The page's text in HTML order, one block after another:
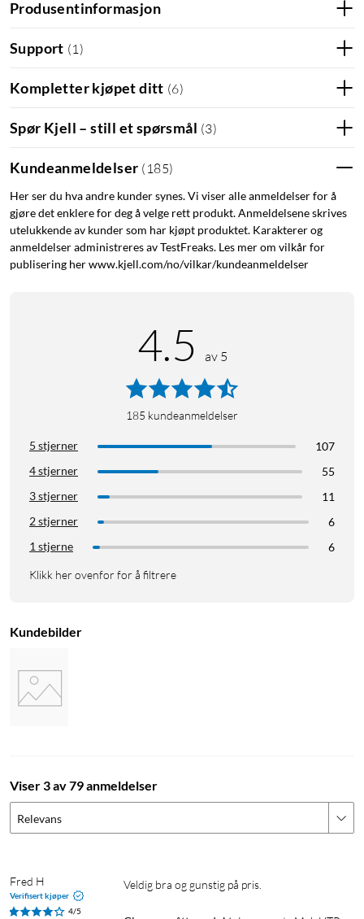
Produsentinformasjon
Support (1 )
Kompletter kjøpet ditt (6)
Spør Kjell – still et spørsmål (3)
Kundeanmeldelser ( 185)
Her ser du hva andre kunder synes. Vi viser alle anmeldelser for å
gjøre det enklere for deg å velge rett produkt. Anmeldelsene skrives
utelukkende av kunder som har kjøpt produktet. Karakterer og
anmeldelser administreres av TestFreaks. Les mer om vilkår for
publisering her www.kjell.com/no/vilkar/kundeanmeldelser
4.5 av 5
185 kundeanmeldelser
5 stjerner
107
4 stjerner
55
3 stjerner
11
2 stjerner
6
1 stjerne
6
Klikk her ovenfor for å filtrere
Kundebilder
Viser 3 av 79 anmeldelser
Relevans
Fred H
Verifisert kjøper
4/5
Veldig bra og gunstig på pris.